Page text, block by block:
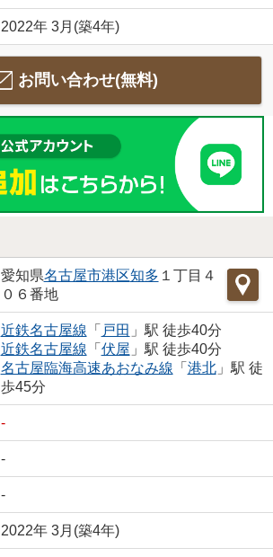
2022年 3月(築4年)
お問い合わせ(無料)
愛知県名古屋市港区知多 １丁目４
０６番地
近鉄名古屋線 「 戸田 」駅 徒歩40分
近鉄名古屋線 「 伏屋 」駅 徒歩40分
名古屋臨海高速あおなみ線 「 港北」駅 徒
歩45分
-
-
-
2022年 3月(築4年)